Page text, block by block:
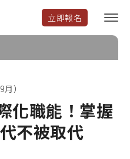
立即報名
選
單
）
化職能！掌握
不被取代